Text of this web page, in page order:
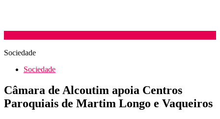
Sociedade
Sociedade
Câmara de Alcoutim apoia Centros
Paroquiais de Martim Longo e Vaqueiros